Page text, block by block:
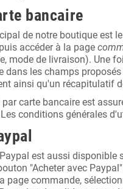
bancaire
de notre boutique est
accéder à la page
mode de livraison). Une
dans les champs
ainsi qu'un récapitulatif
carte bancaire est
conditions générales
est aussi
"Acheter avec
page commande,